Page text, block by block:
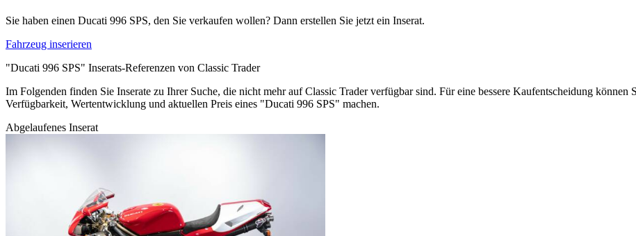
Sie haben einen Ducati 996 SPS, den Sie verkaufen wollen? Dann erstellen Sie jetzt ein Inserat.
Fahrzeug inserieren
"Ducati 996 SPS" Inserats-Referenzen von Classic Trader
Im Folgenden finden Sie Inserate zu Ihrer Suche, die nicht mehr auf Classic Trader verfügbar sind. Für eine bessere Kaufentscheidung
Verfügbarkeit, Wertentwicklung und aktuellen Preis eines "Ducati 996 SPS" machen.
Abgelaufenes Inserat